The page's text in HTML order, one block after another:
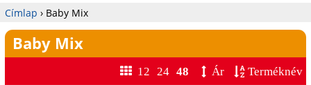
Jelenlegi
hely
Címlap › Baby Mix
Baby Mix
12 24 48 Ár
Terméknév